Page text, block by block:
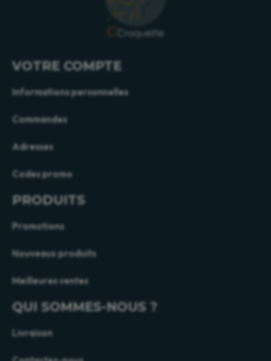
VOTRE COMPTE
Informations personnelles
Commandes
Adresses
Codes promo
PRODUITS
Promotions
Nouveaux produits
Meilleures ventes
QUI SOMMES-NOUS ?
Livraison